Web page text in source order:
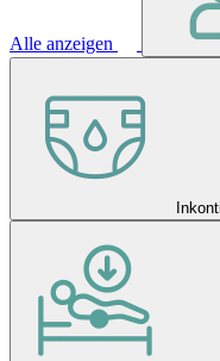
Alle anzeigen